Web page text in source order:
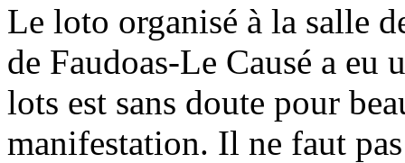
Le loto organisé à la salle
de Faudoas-Le Causé a eu
lots est sans doute pour
manifestation. Il ne faut